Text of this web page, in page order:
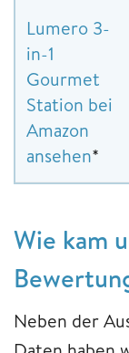
Lumero 3-
in-1
Gourmet
Station bei
Amazon
ansehen*
Wie kam
Neben der